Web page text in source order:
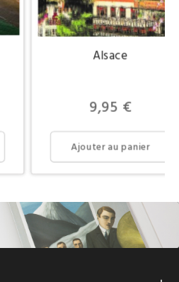
Alsace
Prix
9,95 €
Ajouter au panier